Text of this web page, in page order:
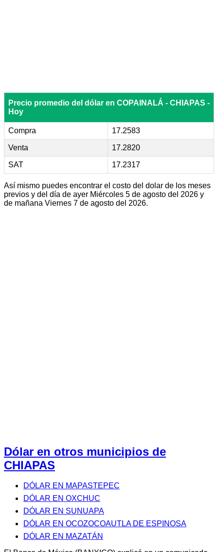
Precio promedio del dólar en COPAINALÁ - CHIAPAS -
Hoy
Compra 17.2583
Venta 17.2820
SAT 17.2317
Así mismo puedes encontrar el costo del dolar de los meses
previos y del día de ayer Miércoles 5 de agosto del 2026 y
de mañana Viernes 7 de agosto del 2026.
Dólar en otros municipios de
CHIAPAS
DÓLAR EN MAPASTEPEC
DÓLAR EN OXCHUC
DÓLAR EN SUNUAPA
DÓLAR EN OCOZOCOAUTLA DE ESPINOSA
DÓLAR EN MAZATÁN